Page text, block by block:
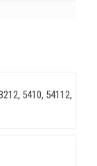
5410, 54112,